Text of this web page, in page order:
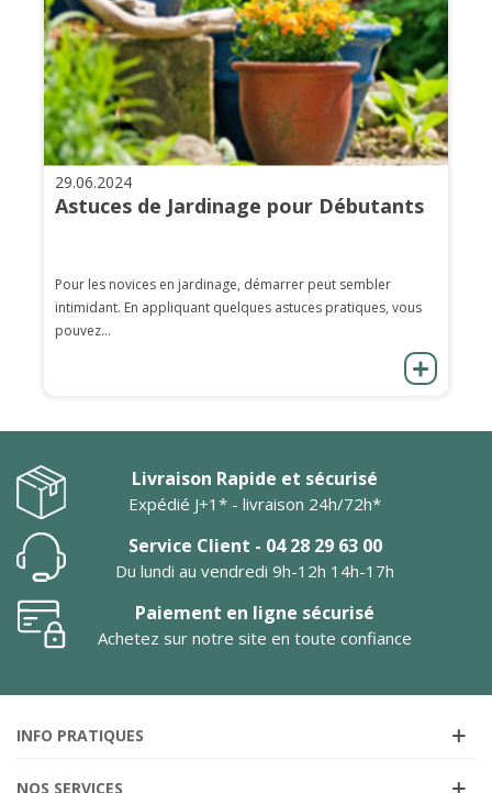
29.06.2024
Astuces de Jardinage pour Débutants
Pour les novices en jardinage, démarrer peut sembler
intimidant. En appliquant quelques astuces pratiques, vous
pouvez...
Livraison Rapide et sécurisé
Expédié J+1* - livraison 24h/72h*
Service Client - 04 28 29 63 00
Du lundi au vendredi 9h-12h 14h-17h
Paiement en ligne sécurisé
Achetez sur notre site en toute confiance
INFO PRATIQUES
NOS SERVICES